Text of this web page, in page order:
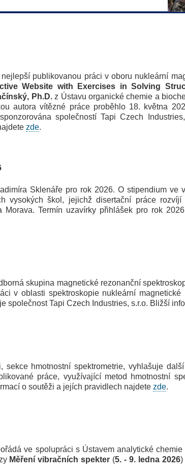
publikovanou práci v oboru nukleární
Website with Exercises in Solving
Ph.D.z Ústavu organické chemie a
autora vítězné práce proběhlo 18. května
společností Tapi Czech
zde.
Sklenáře pro rok 2026. O stipendium ve
vysokých škol, jejichž disertační práce
Morava. Termín uzavírky přihlášek pro rok
skupina magnetické rezonanční
v oblasti spektroskopie nukleární magnetické
společnost Tapi Czech Industries, s.r.o. Bližší
hmotnostní spektrometrie, vyhlašuje
práce, využívající metod hmotnostní
o soutěži a jejích pravidlech najdetezde.
ve spolupráci s Ústavem analytické
Měření vibračních spekter (5. - 9. ledna 2026)